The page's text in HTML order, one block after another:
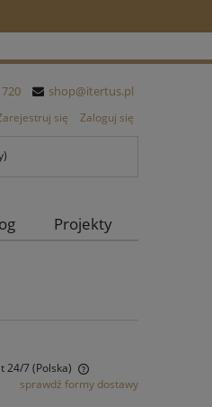
shop@itertus.pl
się Zaloguj się
Projekty
24/7(Polska)
sprawdź formy dostawy